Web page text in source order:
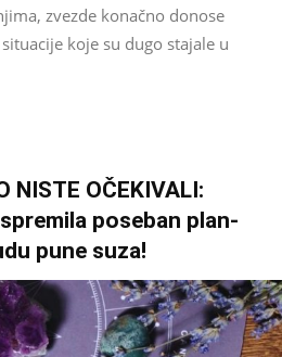
zvezde konačno donose
koje su dugo stajale u
NISTE OČEKIVALI:
poseban plan-
pune suza!